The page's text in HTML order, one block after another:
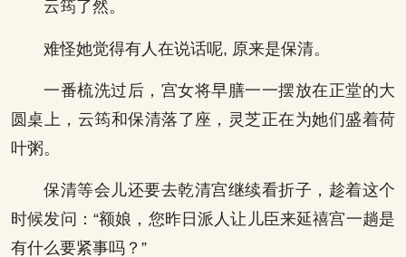
云筠了然。
难怪她觉得有人在说话呢, 原来是保清。
一番梳洗过后，宫女将早膳一一摆放在正堂的大
圆桌上，云筠和保清落了座，灵芝正在为她们盛着荷
叶粥。
保清等会儿还要去乾清宫继续看折子，趁着这个
时候发问：“额娘，您昨日派人让儿臣来延禧宫一趟是
有什么要紧事吗？”